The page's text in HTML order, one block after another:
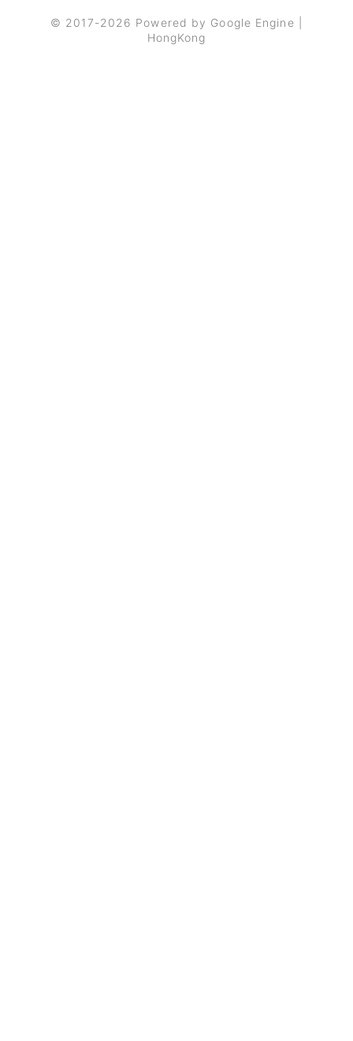
© 2017-2026 Powered by Google Engine |
HongKong